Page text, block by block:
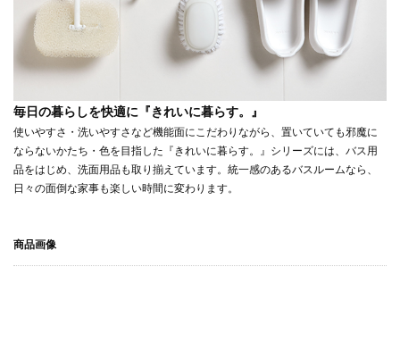
毎日の暮らしを快適に『きれいに暮らす。』
使いやすさ・洗いやすさなど機能面にこだわりながら、置いていても邪魔に
ならないかたち・色を目指した『きれいに暮らす。』シリーズには、バス用
品をはじめ、洗面用品も取り揃えています。統一感のあるバスルームなら、
日々の面倒な家事も楽しい時間に変わります。
商品画像